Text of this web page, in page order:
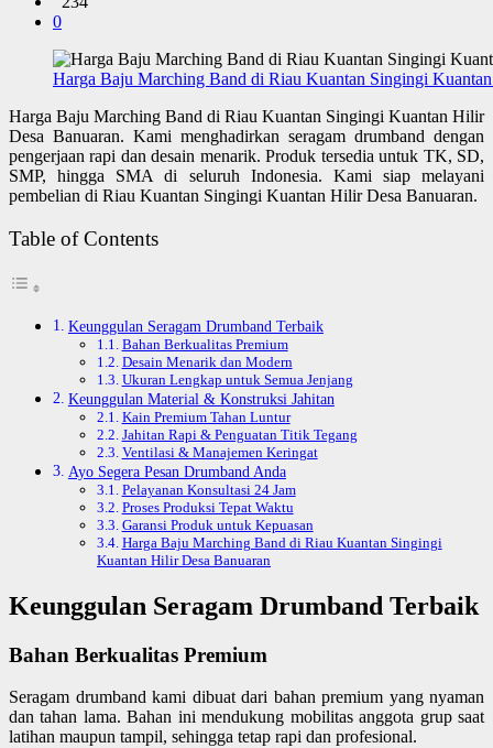
0
Harga Baju Marching Band di Riau Kuantan Singingi
Harga Baju Marching Band di Riau Kuantan Singingi Kuantan Hilir
Desa Banuaran. Kami menghadirkan seragam drumband dengan
pengerjaan rapi dan desain menarik. Produk tersedia untuk TK, SD,
SMP, hingga SMA di seluruh Indonesia. Kami siap melayani
pembelian di Riau Kuantan Singingi Kuantan Hilir Desa Banuaran.
Table of Contents
Keunggulan Seragam Drumband Terbaik
Bahan Berkualitas Premium
Desain Menarik dan Modern
Ukuran Lengkap untuk Semua Jenjang
Keunggulan Material & Konstruksi Jahitan
Kain Premium Tahan Luntur
Jahitan Rapi & Penguatan Titik Tegang
Ventilasi & Manajemen Keringat
Ayo Segera Pesan Drumband Anda
Pelayanan Konsultasi 24 Jam
Proses Produksi Tepat Waktu
Garansi Produk untuk Kepuasan
Harga Baju Marching Band di Riau Kuantan Singingi
Kuantan Hilir Desa Banuaran
Keunggulan Seragam Drumband Terbaik
Bahan Berkualitas Premium
Seragam drumband kami dibuat dari bahan premium yang nyaman
dan tahan lama. Bahan ini mendukung mobilitas anggota grup saat
latihan maupun tampil, sehingga tetap rapi dan profesional.